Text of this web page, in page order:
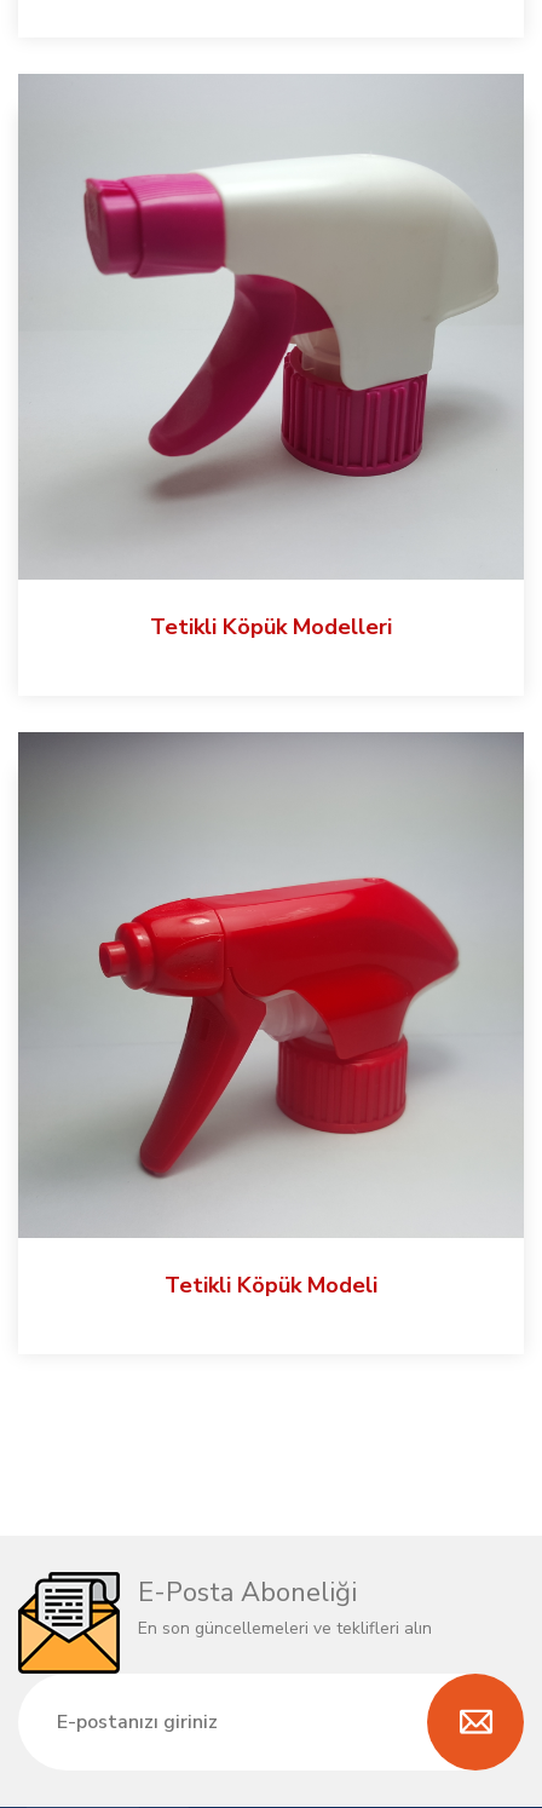
Tetikli Köpük Modelleri
Tetikli Köpük Modeli
E-Posta Aboneliği
En son güncellemeleri ve teklifleri alın